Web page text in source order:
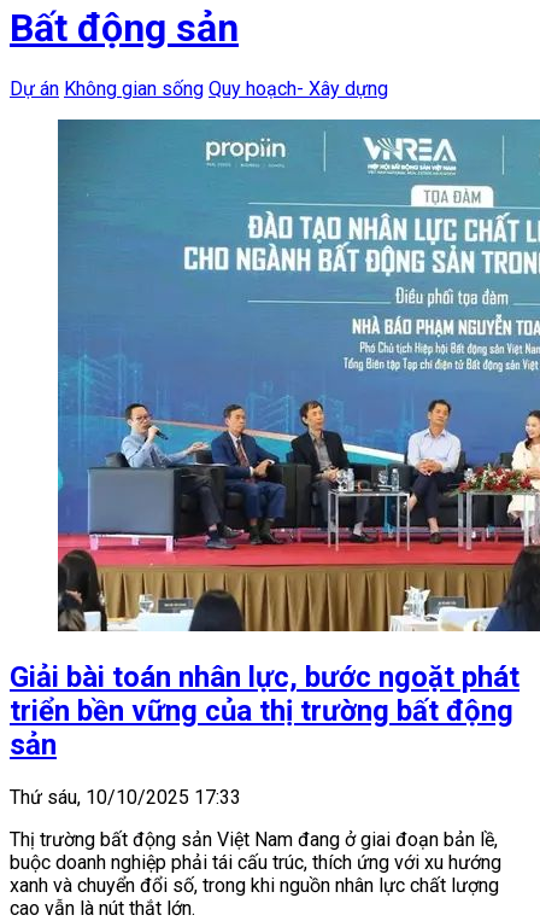
Bất động sản
Dự án Không gian sống Quy hoạch- Xây dựng
Giải bài toán nhân lực, bước ngoặt phát
triển bền vững của thị trường bất động
sản
Thứ sáu, 10/10/2025 17:33
Thị trường bất động sản Việt Nam đang ở giai đoạn bản lề,
buộc doanh nghiệp phải tái cấu trúc, thích ứng với xu hướng
xanh và chuyển đổi số, trong khi nguồn nhân lực chất lượng
cao vẫn là nút thắt lớn.